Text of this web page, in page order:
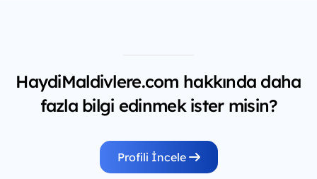
HaydiMaldivlere.com hakkında daha
fazla bilgi edinmek ister misin?
Profili İncele